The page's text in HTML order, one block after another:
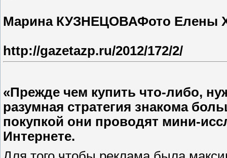
Марина КУЗНЕЦОВАФото Елены
http://gazetazp.ru/2012/172/2/
«Прежде чем купить что-либо,
разумная стратегия знакома
покупкой они проводят мини-
Интернете.